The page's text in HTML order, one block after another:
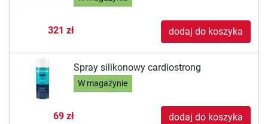
321 zł dodaj do koszyka
Spray silikonowy cardiostrong
W magazynie
69 zł dodaj do koszyka